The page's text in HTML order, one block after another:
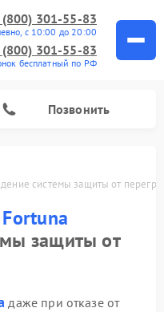
(800) 301-55-83
с 10:00 до 20:00
(800) 301-55-83
бесплатный по РФ
Позвонить
системы защиты от
Fortuna
защиты от
даже при отказе от